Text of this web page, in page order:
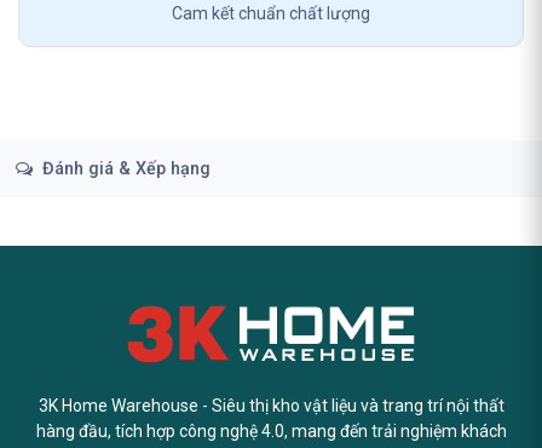
Cam kết chuẩn chất lượng
Đánh giá & Xếp hạng
3K Home Warehouse - Siêu thị kho vật liệu và trang trí nội thất
hàng đầu, tích hợp công nghệ 4.0, mang đến trải nghiệm khách